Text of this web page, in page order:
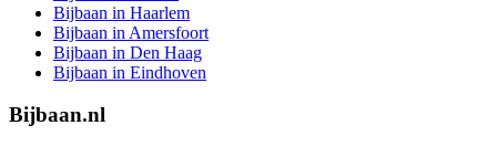
Bijbaan in Haarlem
Bijbaan in Amersfoort
Bijbaan in Den Haag
Bijbaan in Eindhoven
Bijbaan.nl